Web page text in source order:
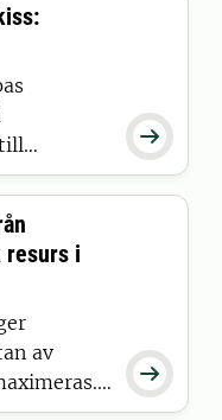

speciella
kring
urin

resurs i
av